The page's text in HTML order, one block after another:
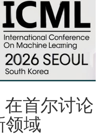
首尔讨论
领域